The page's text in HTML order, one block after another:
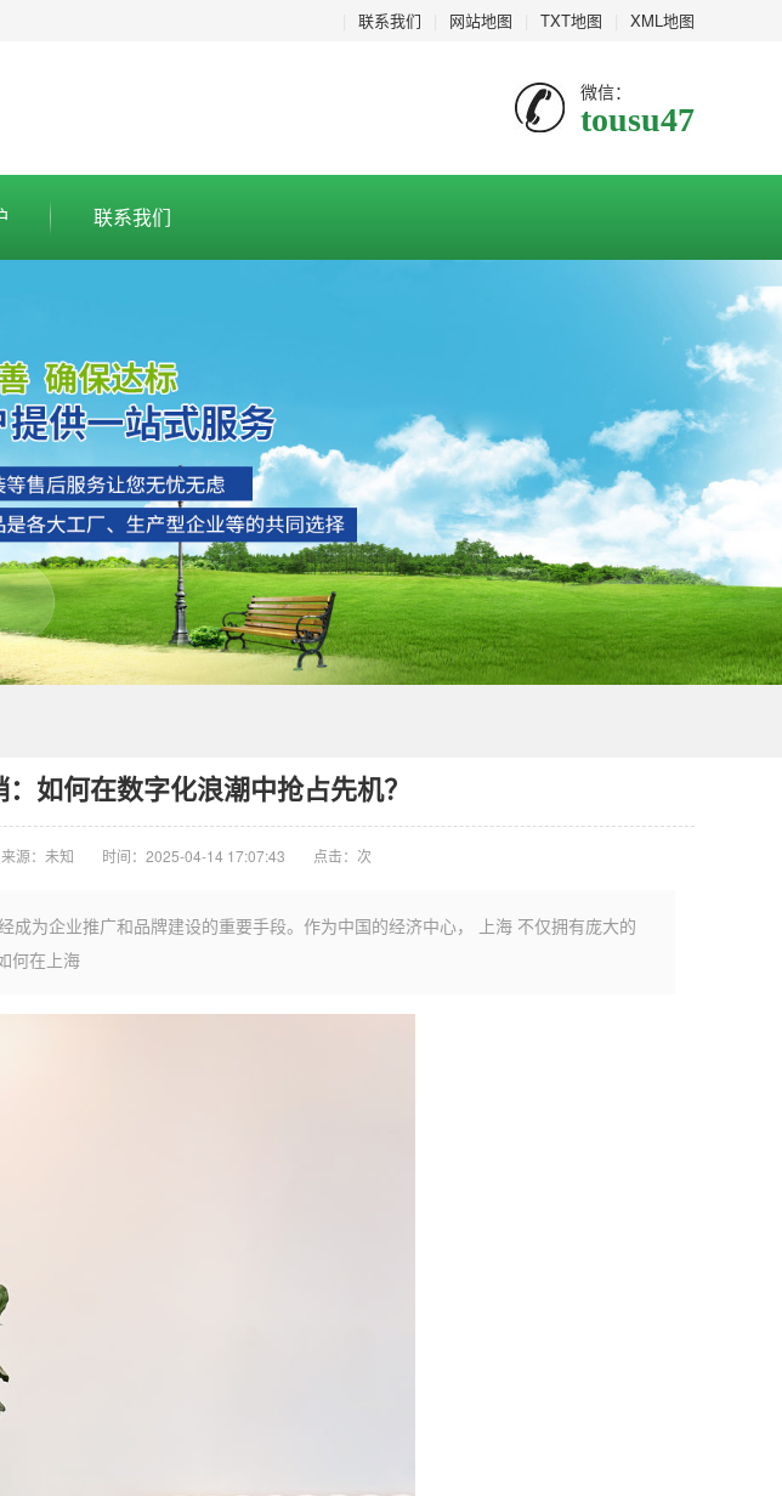
联系我们 网站地图 TXT地图 XML地图
微信：
tousu47
联系我们
如何在数字化浪潮中抢占先机？
来源：未知 时间：2025-04-14 17:07:43 点击： 次
成为企业推广和品牌建设的重要手段。作为中国的经济中心， 上海 不仅拥有庞大的
何在上海